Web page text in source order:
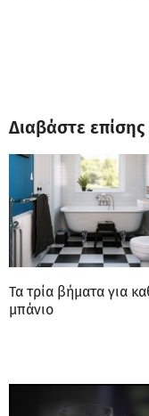
Διαβάστε επίσης
Τα τρία βήματα για
μπάνιο